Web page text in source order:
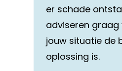
er schade
adviseren
jouw situatie de
oplossing is.